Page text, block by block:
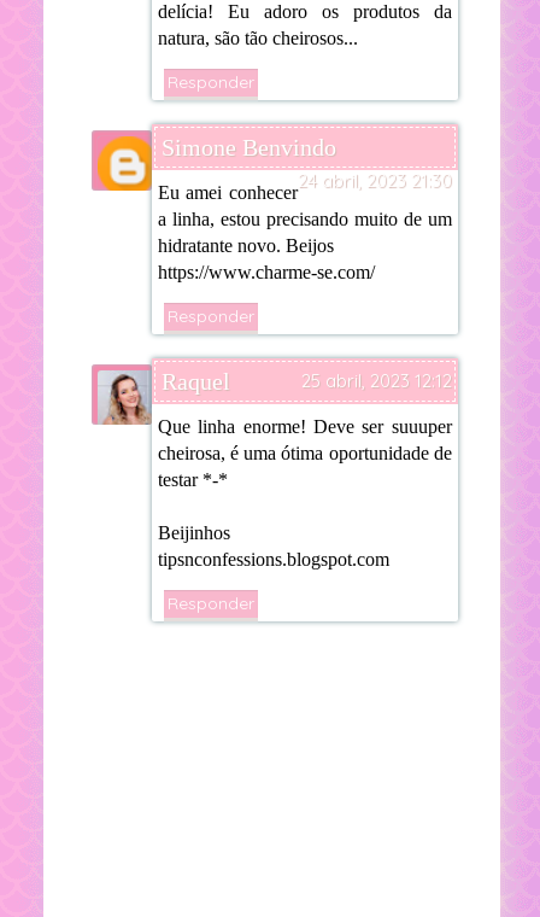
delícia! Eu adoro os produtos da
natura, são tão cheirosos...
Responder
Simone Benvindo
24 abril, 2023 21:30
Eu amei conhecer
a linha, estou precisando muito de um
hidratante novo. Beijos
https://www.charme-se.com/
Responder
Raquel 25 abril, 2023 12:12
Que linha enorme! Deve ser suuuper
cheirosa, é uma ótima oportunidade de
testar *-*
Beijinhos
tipsnconfessions.blogspot.com
Responder